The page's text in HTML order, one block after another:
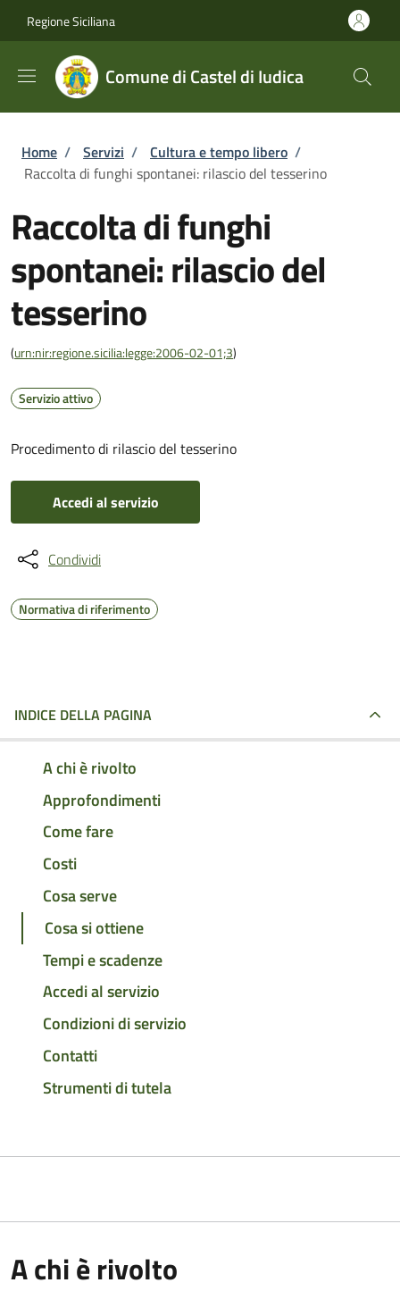
Regione Siciliana
Comune di Castel di Iudica
Briciole di pane
Home / Servizi / Cultura e tempo libero /
Raccolta di funghi spontanei: rilascio del tesserino
Raccolta di funghi
spontanei: rilascio del
tesserino
(urn:nir:regione.sicilia:legge:2006-02-01;3)
Servizio attivo
Procedimento di rilascio del tesserino
Accedi al servizio
Condividi
Normativa di riferimento
INDICE DELLA PAGINA
A chi è rivolto
Approfondimenti
Come fare
Costi
Cosa serve
Cosa si ottiene
Tempi e scadenze
Accedi al servizio
Condizioni di servizio
Contatti
Strumenti di tutela
A chi è rivolto